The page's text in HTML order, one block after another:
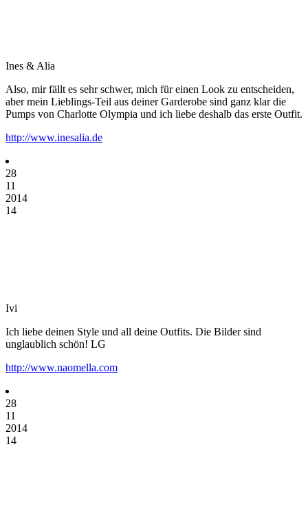
Ines & Alia
Also, mir fällt es sehr schwer, mich für einen Look zu entscheiden,
aber mein Lieblings-Teil aus deiner Garderobe sind ganz klar die
Pumps von Charlotte Olympia und ich liebe deshalb das erste Outfit.
http://www.inesalia.de
28
11
2014
14
Ivi
Ich liebe deinen Style und all deine Outfits. Die Bilder sind
unglaublich schön! LG
http://www.naomella.com
28
11
2014
14